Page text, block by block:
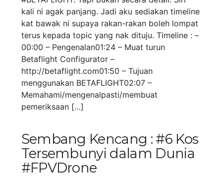
kali ni agak panjang. Jadi aku sediakan timeline
kat bawak ni supaya rakan-rakan boleh lompat
terus kepada topic yang nak dituju. Timeline : –
00:00 – Pengenalan01:24 – Muat turun
Betaflight Configurator –
http://betaflight.com01:50 – Tujuan
menggunakan BETAFLIGHT02:07 –
Memahami/mengenalpasti/membuat
pemeriksaan […]
Sembang Kencang : #6 Kos
Tersembunyi dalam Dunia
#FPVDrone